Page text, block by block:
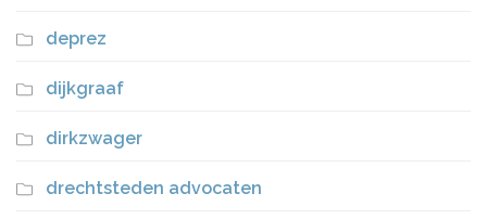
deprez
dijkgraaf
dirkzwager
drechtsteden advocaten